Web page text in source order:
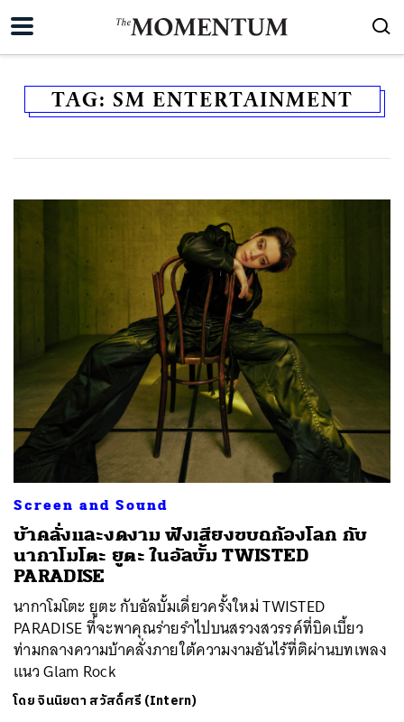
TAG: SM ENTERTAINMENT
Screen and Sound
บ้าคลั่งและงดงาม ฟังเสียงขบถก้องโลก กับ
นากาโมโตะ ยูตะ ในอัลบั้ม TWISTED
PARADISE
นากาโมโตะ ยูตะ กับอัลบั้มเดี่ยวครั้งใหม่ TWISTED
PARADISE ที่จะพาคุณร่ายรำไปบนสรวงสวรรค์ที่บิดเบี้ยว
ท่ามกลางความบ้าคลั่งภายใต้ความงามอันไร้ที่ติผ่านบทเพลง
แนว Glam Rock
โดยจินนิยตา สวัสดิ์ศรี (Intern)